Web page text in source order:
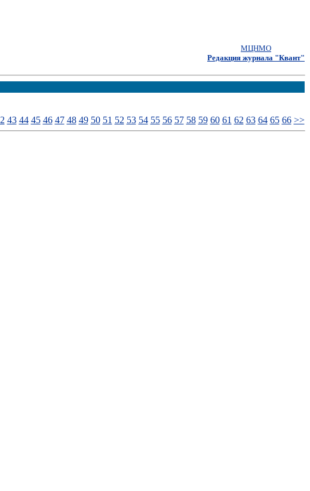
МЦНМО
Редакция журнала "Квант"
43 44 45 46 47 48 49 50 51 52 53 54 55 56 57 58 59 60 61 62 63 64 65 66 >>